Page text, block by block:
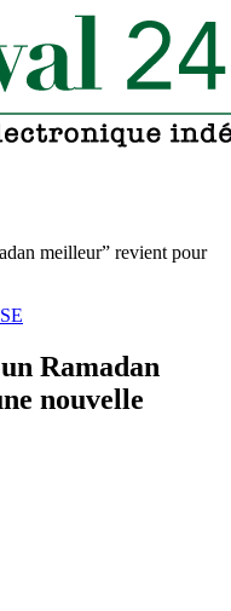
meilleur” revient pour
Ramadan
nouvelle